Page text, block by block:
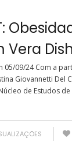
Vera
05/09/24 Com a
Giovannetti Del
de Estudos de